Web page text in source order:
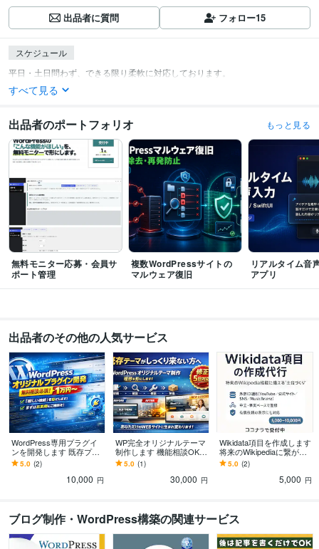
出品者に質問 フォロー15
スケジュール
すべて見る
出品者のポートフォリオ もっと見る
無料モニター応募・会員サ
ポート管理
複数WordPressサイトの
マルウェア復旧
リアルタイム音
アプリ
出品者のその他の人気サービス
WordPress専用プラグイ
ンを開発します 既存プラ
グインで無理な機能を実
装します
5.0 (2)
10,000 円
WP完全オリジナルテーマ
制作します 機能相談OK！
管理画面付きテーマ制作
5.0 (1)
30,000 円
Wikidata項目を作成します
将来のWikipediaに繋がる
土台作り
5.0 (2)
5,000 円
ブログ制作・WordPress構築の関連サービス